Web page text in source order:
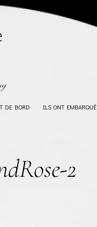
DE BORD ILS ONT EMBARQUÉ
2